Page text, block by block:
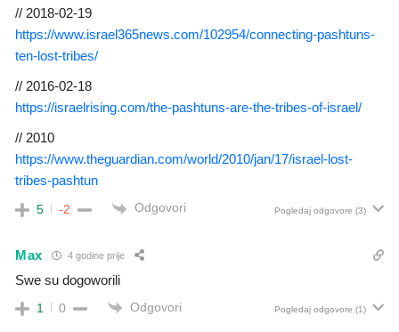
// 2018-02-19
https://www.israel365news.com/102954/connecting-pashtuns-
ten-lost-tribes/
// 2016-02-18
https://israelrising.com/the-pashtuns-are-the-tribes-of-israel/
// 2010
https://www.theguardian.com/world/2010/jan/17/israel-lost-
tribes-pashtun
5 -2 Odgovori Pogledaj odgovore (3)
Max 4 godine prije
Swe su dogoworili
1 0 Odgovori Pogledaj odgovore (1)